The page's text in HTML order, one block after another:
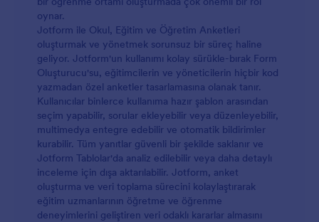
oynar.
Jotform ile Okul, Eğitim ve Öğretim Anketleri
oluşturmak ve yönetmek sorunsuz bir süreç haline
geliyor. Jotform'un kullanımı kolay sürükle-bırak Form
Oluşturucu'su, eğitimcilerin ve yöneticilerin hiçbir kod
yazmadan özel anketler tasarlamasına olanak tanır.
Kullanıcılar binlerce kullanıma hazır şablon arasından
seçim yapabilir, sorular ekleyebilir veya düzenleyebilir,
multimedya entegre edebilir ve otomatik bildirimler
kurabilir. Tüm yanıtlar güvenli bir şekilde saklanır ve
Jotform Tablolar'da analiz edilebilir veya daha detaylı
inceleme için dışa aktarılabilir. Jotform, anket
oluşturma ve veri toplama sürecini kolaylaştırarak
eğitim uzmanlarının öğretme ve öğrenme
deneyimlerini geliştiren veri odaklı kararlar almasını